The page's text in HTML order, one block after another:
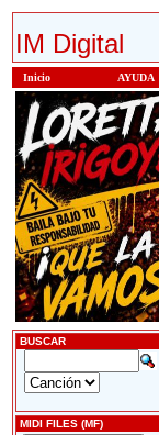
IM Digital
Inicio AYUDA
BUSCAR
MIDI FILES (MF)